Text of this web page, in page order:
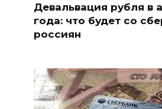
Девальвация рубля в
года: что будет со
россиян